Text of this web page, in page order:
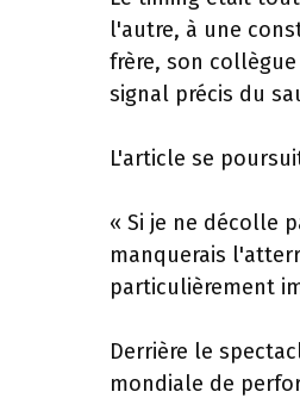
l'autre, à une
frère, son
signal précis du
L'article se
« Si je ne décolle
manquerais
particulièrement
Derrière le
mondiale de